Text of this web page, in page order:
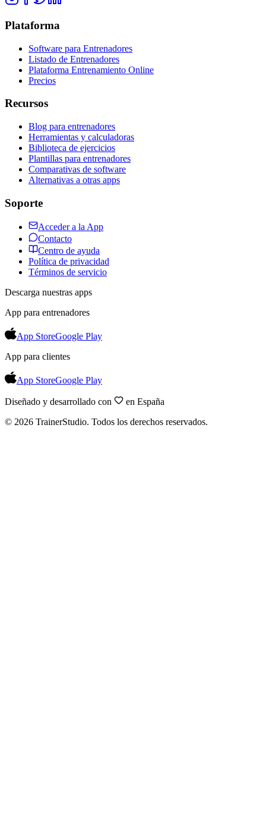
Plataforma
Software para Entrenadores
Listado de Entrenadores
Plataforma Entrenamiento Online
Precios
Recursos
Blog para entrenadores
Herramientas y calculadoras
Biblioteca de ejercicios
Plantillas para entrenadores
Comparativas de software
Alternativas a otras apps
Soporte
Acceder a la App
Contacto
Centro de ayuda
Política de privacidad
Términos de servicio
Descarga nuestras apps
App para entrenadores
App StoreGoogle Play
App para clientes
App StoreGoogle Play
Diseñado y desarrollado con
en España
© 2026 TrainerStudio. Todos los derechos reservados.